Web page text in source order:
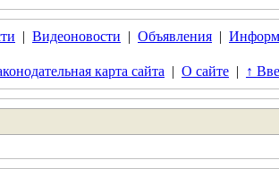
| Видеоновости | Объявления |
карта сайта | О сайте | ↑